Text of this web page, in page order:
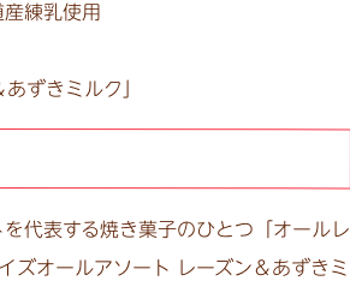
練乳使用
ずきミルク」
代表する焼き菓子のひとつ「オールレ
オールアソート レーズン＆あずきミ